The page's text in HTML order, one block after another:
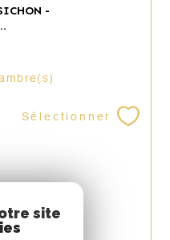
-
Sélectionner
site